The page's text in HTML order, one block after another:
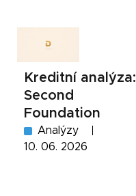
Kreditní analýza:
Second
Foundation
Analýzy
10. 06. 2026